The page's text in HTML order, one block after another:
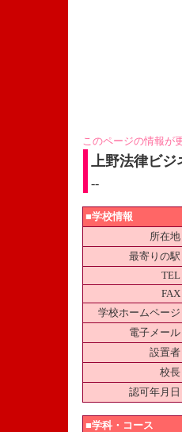
このページの情報が
上野法律ビジ
--
■学校情報
所在地
最寄りの駅
TEL
FAX
学校ホームページ
電子メール
設置者
校長
認可年月日
■学科・コース